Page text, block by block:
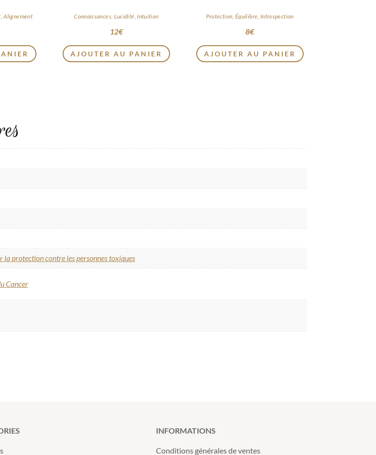
Alignement Connaissances, Lucidité, Intuition
12€
AJOUTER AU PANIER
Protection, Équilibre, Introspection
8€
AJOUTER AU PANIER
la protection contre les personnes toxiques
Cancer
INFORMATIONS
Conditions générales de ventes